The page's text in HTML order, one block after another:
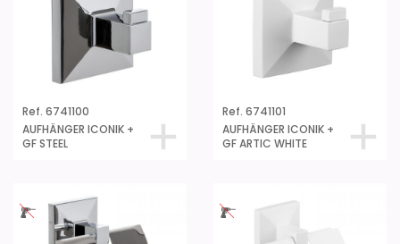
Ref. 6741100
AUFHÄNGER ICONIK +
GF STEEL
Ref. 6741101
AUFHÄNGER ICONIK +
GF ARTIC WHITE